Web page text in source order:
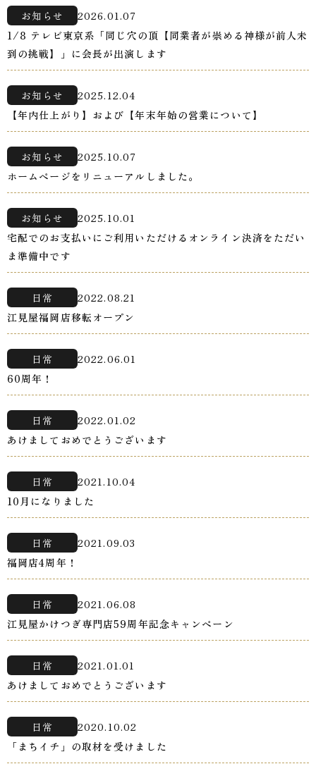
お知らせ
2026.01.07
1/8 テレビ東京系「同じ穴の頂【同業者が崇める神様が前人未
到の挑戦】」に会長が出演します
お知らせ
2025.12.04
【年内仕上がり】および【年末年始の営業について】
お知らせ
2025.10.07
ホームページをリニューアルしました。
お知らせ
2025.10.01
宅配でのお支払いにご利用いただけるオンライン決済をただい
ま準備中です
日常
2022.08.21
江見屋福岡店移転オープン
日常
2022.06.01
60周年！
日常
2022.01.02
あけましておめでとうございます
日常
2021.10.04
10月になりました
日常
2021.09.03
福岡店4周年！
日常
2021.06.08
江見屋かけつぎ専門店59周年記念キャンペーン
日常
2021.01.01
あけましておめでとうございます
日常
2020.10.02
「まちイチ」の取材を受けました